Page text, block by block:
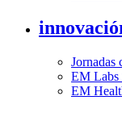
Jornadas
EM Labs
EM